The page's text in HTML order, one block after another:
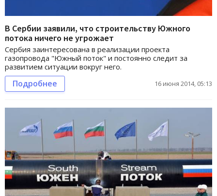
В Сербии заявили, что строительству Южного
потока ничего не угрожает
Сербия заинтересована в реализации проекта
газопровода "Южный поток" и постоянно следит за
развитием ситуации вокруг него.
Подробнее 16 июня 2014, 05:13